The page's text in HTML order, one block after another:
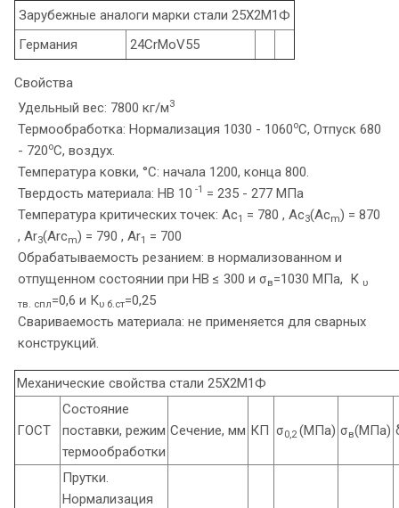
Зарубежные аналоги марки стали 25Х2М1Ф
Германия
24CrMoV55
Свойства
Удельный вес: 7800 кг/м3
Термообработка: Нормализация 1030 - 1060oC, Отпуск 680
- 720oC, воздух.
Температура ковки, °С: начала 1200, конца 800.
Твердость материала: HB 10 -1
= 235 - 277 МПа
Температура критических точек: Ac1 = 780 , Ac3(Acm) = 870
, Ar3(Arcm) = 790 , Ar1 = 700
Обрабатываемость резанием: в нормализованном и
отпущенном состоянии при HB ≤ 300 и σв=1030 МПа, К υ
тв. спл=0,6 и Кυ б.ст=0,25
Свариваемость материала: не применяется для сварных
конструкций.
Механические свойства стали 25Х2М1Ф
ГОСТ
Состояние
поставки, режим
термообработки
Сечение, мм КП σ0,2(МПа) σв(МПа)
Прутки.
Нормализация